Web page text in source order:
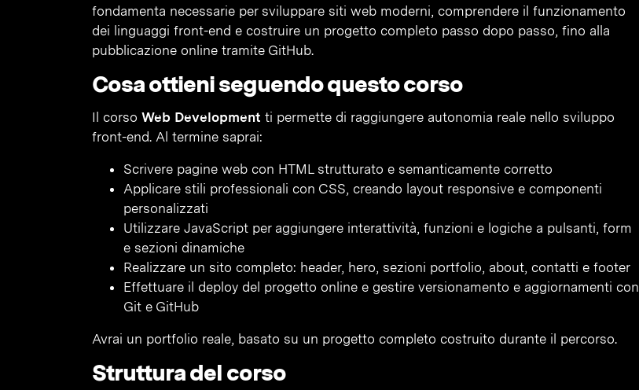
fondamenta necessarie per sviluppare siti web moderni, comprendere il funzionamento
dei linguaggi front-end e costruire un progetto completo passo dopo passo, fino alla
pubblicazione online tramite GitHub.
Cosa ottieni seguendo questo corso
Il corso Web Development ti permette di raggiungere autonomia reale nello sviluppo
front-end. Al termine saprai:
Scrivere pagine web con HTML strutturato e semanticamente corretto
Applicare stili professionali con CSS, creando layout responsive e componenti
personalizzati
Utilizzare JavaScript per aggiungere interattività, funzioni e logiche a pulsanti, form
e sezioni dinamiche
Realizzare un sito completo: header, hero, sezioni portfolio, about, contatti e footer
Effettuare il deploy del progetto online e gestire versionamento e aggiornamenti con
Git e GitHub
Avrai un portfolio reale, basato su un progetto completo costruito durante il percorso.
Struttura del corso